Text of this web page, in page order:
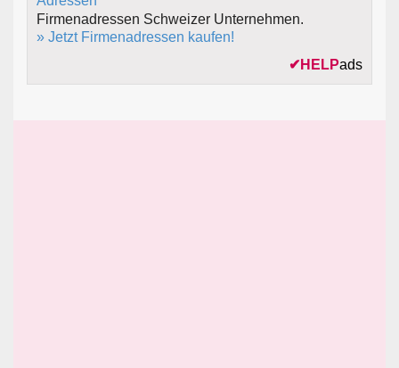
Firmenadressen Schweizer Unternehmen.
» Jetzt Firmenadressen kaufen!
✔ HELPads